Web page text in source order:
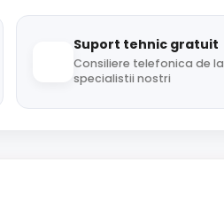
Suport tehnic gratuit
Consiliere telefonica de la
specialistii nostri